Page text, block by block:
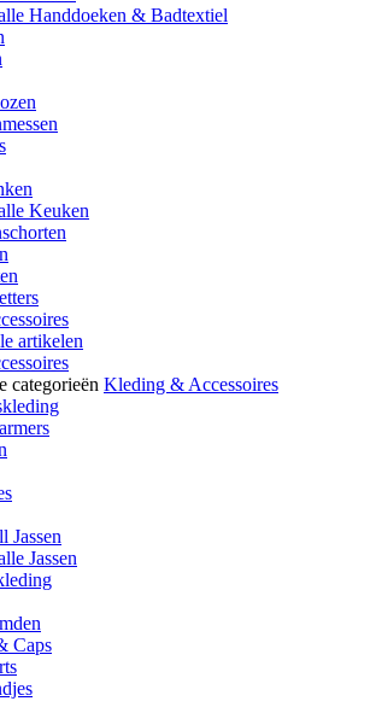
Handdoeken & Badtextiel
Keuken
artikelen
categorieën Kleding & Accessoires
Jassen
Jassen
Caps